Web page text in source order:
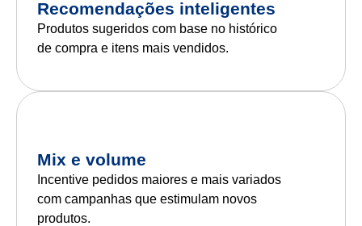
Recomendações inteligentes
Produtos sugeridos com base no histórico
de compra e itens mais vendidos.
Mix e volume
Incentive pedidos maiores e mais variados
com campanhas que estimulam novos
produtos.